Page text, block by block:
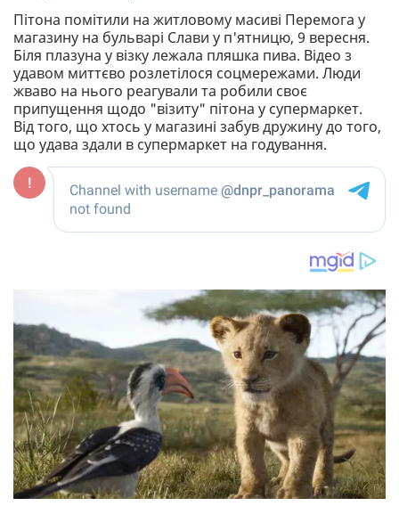
Пітона помітили на житловому масиві Перемога у
магазину на бульварі Слави у п'ятницю, 9 вересня.
Біля плазуна у візку лежала пляшка пива. Відео з
удавом миттєво розлетілося соцмережами. Люди
жваво на нього реагували та робили своє
припущення щодо "візиту" пітона у супермаркет.
Від того, що хтось у магазині забув дружину до того,
що удава здали в супермаркет на годування.